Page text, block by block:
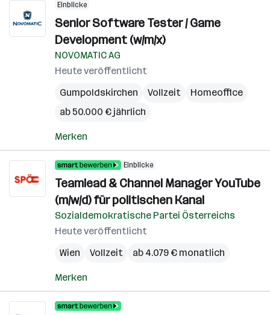
Einblicke
Senior Software Tester / Game
Development (w/m/x)
NOVOMATIC AG
Heute veröffentlicht
Gumpoldskirchen
Vollzeit
Homeoffice
ab 50.000 € jährlich
Merken
Einblicke
Teamlead & Channel Manager YouTube
(m/w/d) für politischen Kanal
Sozialdemokratische Partei Österreichs
Heute veröffentlicht
Wien
Vollzeit ab 4.079 € monatlich
Merken